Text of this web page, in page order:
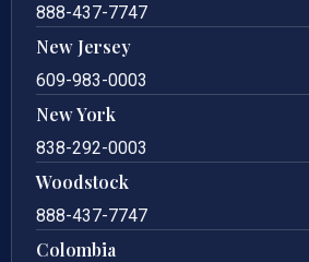
888-437-7747
New Jersey
609-983-0003
New York
838-292-0003
Woodstock
888-437-7747
Colombia